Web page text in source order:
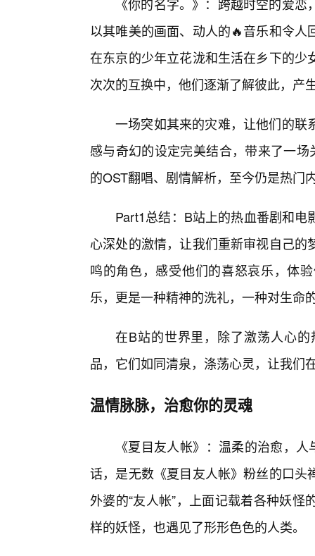
以其唯美的画面、动人的🔥音乐和令
在东京的少年立花泷和生活在乡下的
次次的互换中，他们逐渐了解彼此，产
一场突如其来的灾难，让他们的联
感与奇幻的设定完美结合，带来了一
的OST翻唱、剧情解析，至今仍是热门
Part1总结：B站上的热血番剧和
心深处的激情，让我们重新审视自己
鸣的角色，感受他们的喜怒哀乐，体
乐，更是一种精神的洗礼，一种对生命
在B站的世界里，除了激荡人心
品，它们如同清泉，涤荡心灵，让我们
温情脉脉，治愈你的灵魂
《夏目友人帐》：温柔的治愈，
话，是无数《夏目友人帐》粉丝的口
外婆的“友人帐”，上面记载着各种妖
样的妖怪，也遇见了形形色色的人类。